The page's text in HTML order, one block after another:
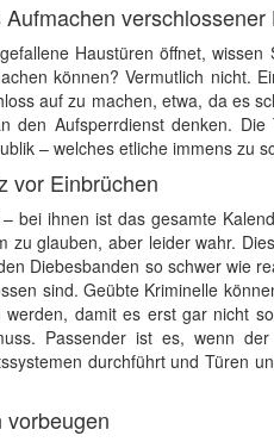
verschlossener
Haustüren öffnet,
können? Vermutlich nicht.
auf zu machen, etwa, da es
den Aufsperrdienst denken.
– welches etliche immens zu
vor Einbrüchen
bei ihnen ist das gesamte
zu glauben, aber leider wahr.
Diebesbanden so schwer wie
sind. Geübte Kriminelle
damit es erst gar nicht
Passender ist es, wenn
durchführt und Türen
vorbeugen